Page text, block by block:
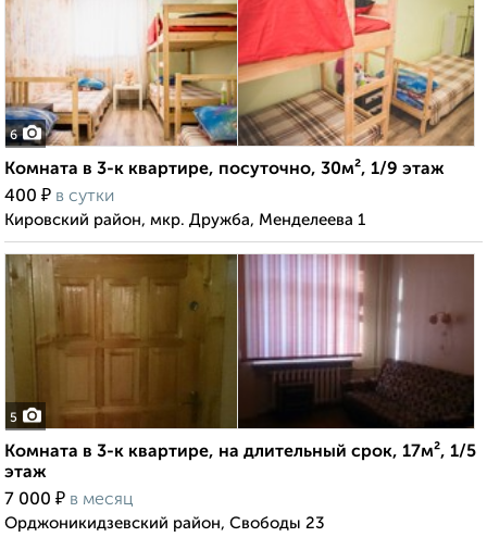
6
Комната в 3-к квартире, посуточно, 30м², 1/9 этаж
400 ₽ в сутки
Кировский район, мкр. Дружба, Менделеева 1
5
Комната в 3-к квартире, на длительный срок, 17м², 1/5
этаж
7 000 ₽ в месяц
Орджоникидзевский район, Свободы 23